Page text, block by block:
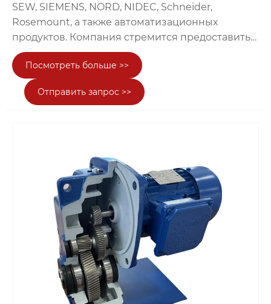
SEW, SIEMENS, NORD, NIDEC, Schneider,
Rosemount, а также автоматизационных
продуктов. Компания стремится предоставить
клиентам из отраслей интеллектуального
производства, шахтерства и металлургии,
портовой логистики, строительной техники и
других сфер высококачественные комплексные
продукт, поставляемый компанией —
электродвигатели Schneider, происходящие из
французского столетнего бренда, входящего в
список Fortune Global 500, с ключевыми
характеристиками: гибкая интеграция, точное
управление, безопасность и соответствие
стандартам, широкая адаптивность. Продукты
имеют полный ассортимент и передовые
технологии, и благодаря профессиональному
обслуживанию компании, стали ключевым
Посмотреть больше >>
Отправить запрос >>